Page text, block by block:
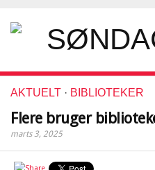
AKTUELT · BIBLIOTEKER
Flere bruger
marts 3, 2025